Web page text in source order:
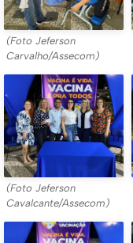
(Foto Jeferson
Carvalho/Assecom)
(Foto Jeferson
Cavalcante/Assecom)